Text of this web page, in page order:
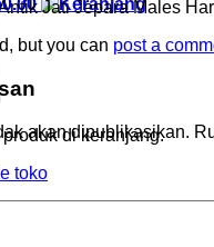
0.00
di keranjang.
toko
Jati Jepara Males
but you can post a
akan dipublikasikan.